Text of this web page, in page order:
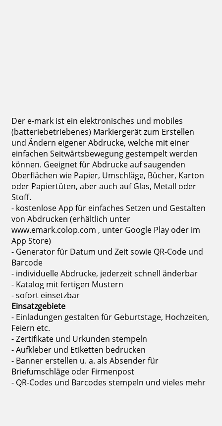
Der e-mark ist ein elektronisches und mobiles
(batteriebetriebenes) Markiergerät zum Erstellen
und Ändern eigener Abdrucke, welche mit einer
einfachen Seitwärtsbewegung gestempelt werden
können. Geeignet für Abdrucke auf saugenden
Oberflächen wie Papier, Umschläge, Bücher, Karton
oder Papiertüten, aber auch auf Glas, Metall oder
Stoff.
- kostenlose App für einfaches Setzen und Gestalten
von Abdrucken (erhältlich unter
www.emark.colop.com , unter Google Play oder im
App Store)
- Generator für Datum und Zeit sowie QR-Code und
Barcode
- individuelle Abdrucke, jederzeit schnell änderbar
- Katalog mit fertigen Mustern
- sofort einsetzbar
Einsatzgebiete
- Einladungen gestalten für Geburtstage, Hochzeiten,
Feiern etc.
- Zertifikate und Urkunden stempeln
- Aufkleber und Etiketten bedrucken
- Banner erstellen u. a. als Absender für
Briefumschläge oder Firmenpost
- QR-Codes und Barcodes stempeln und vieles mehr